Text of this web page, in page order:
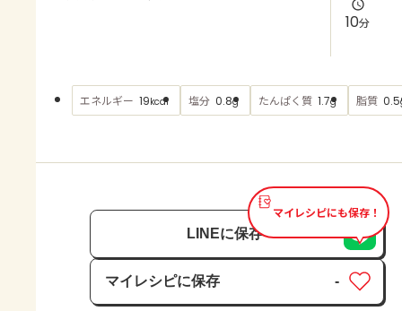
AJINOMOTO PARK とは
10分
エネルギー 19kcal 塩分 0.8g たんぱく質 1.7g 脂質 0.5
マイレシピにも保存！
LINEに保存
マイレシピに保存
保存済み
-